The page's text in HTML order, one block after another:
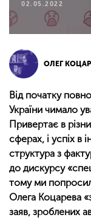
02.05.2022
ОЛЕГ
Від початку
України чимало
Привертає в
сферах, і успіх в
структура з
до дискурсу
тому ми
Олега Коцарева
заяв, зроблених